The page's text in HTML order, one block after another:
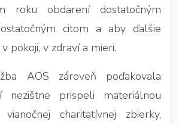
roku obdarení dostatočným
citom a aby ďalšie
pokoji, v zdraví a mieri.
AOS zároveň poďakovala
nezištne prispeli materiálnou
charitatívnej zbierky,